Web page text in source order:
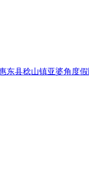
县稔山镇亚婆角度